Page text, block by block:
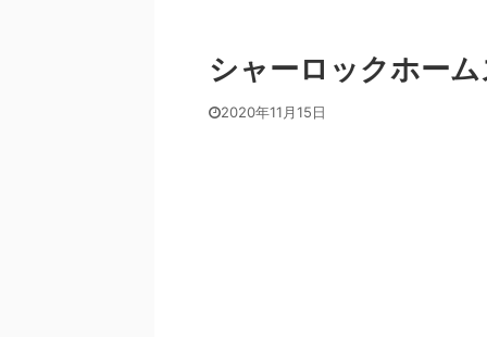
シャーロックホー
2020年11月15日